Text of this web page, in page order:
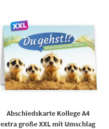
Abschiedskarte Kollege A4
extra große XXL mit Umschlag